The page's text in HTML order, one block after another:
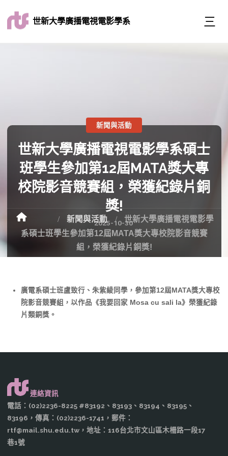
世新大學廣播電視電影學系
世新大學廣播電視電影學系碩士
班學生參加第12屆MATA獎大專
校院影音競賽組，榮獲紀錄片銅
獎!
2025-10-30
新聞與活動
新聞與活動
世新大學廣播電視電影學
系碩士班學生參加第12屆MATA獎大專校院影音競賽
組，榮獲紀錄片銅獎!
廣電系碩士班盧致行、朱紫綾同學，參加第12屆MATA獎大專校
院影音競賽組，以作品《我要回家 Mosa cu sali la》榮獲紀錄
片類銅獎。
連絡資訊
電話：(02)2236-8225 #83192、83193、83194、83195、
83196，傳真：(02)2236-1741，郵件：
rtf@mail.shu.edu.tw，地址：116台北市文山區木柵路一段17
巷1號